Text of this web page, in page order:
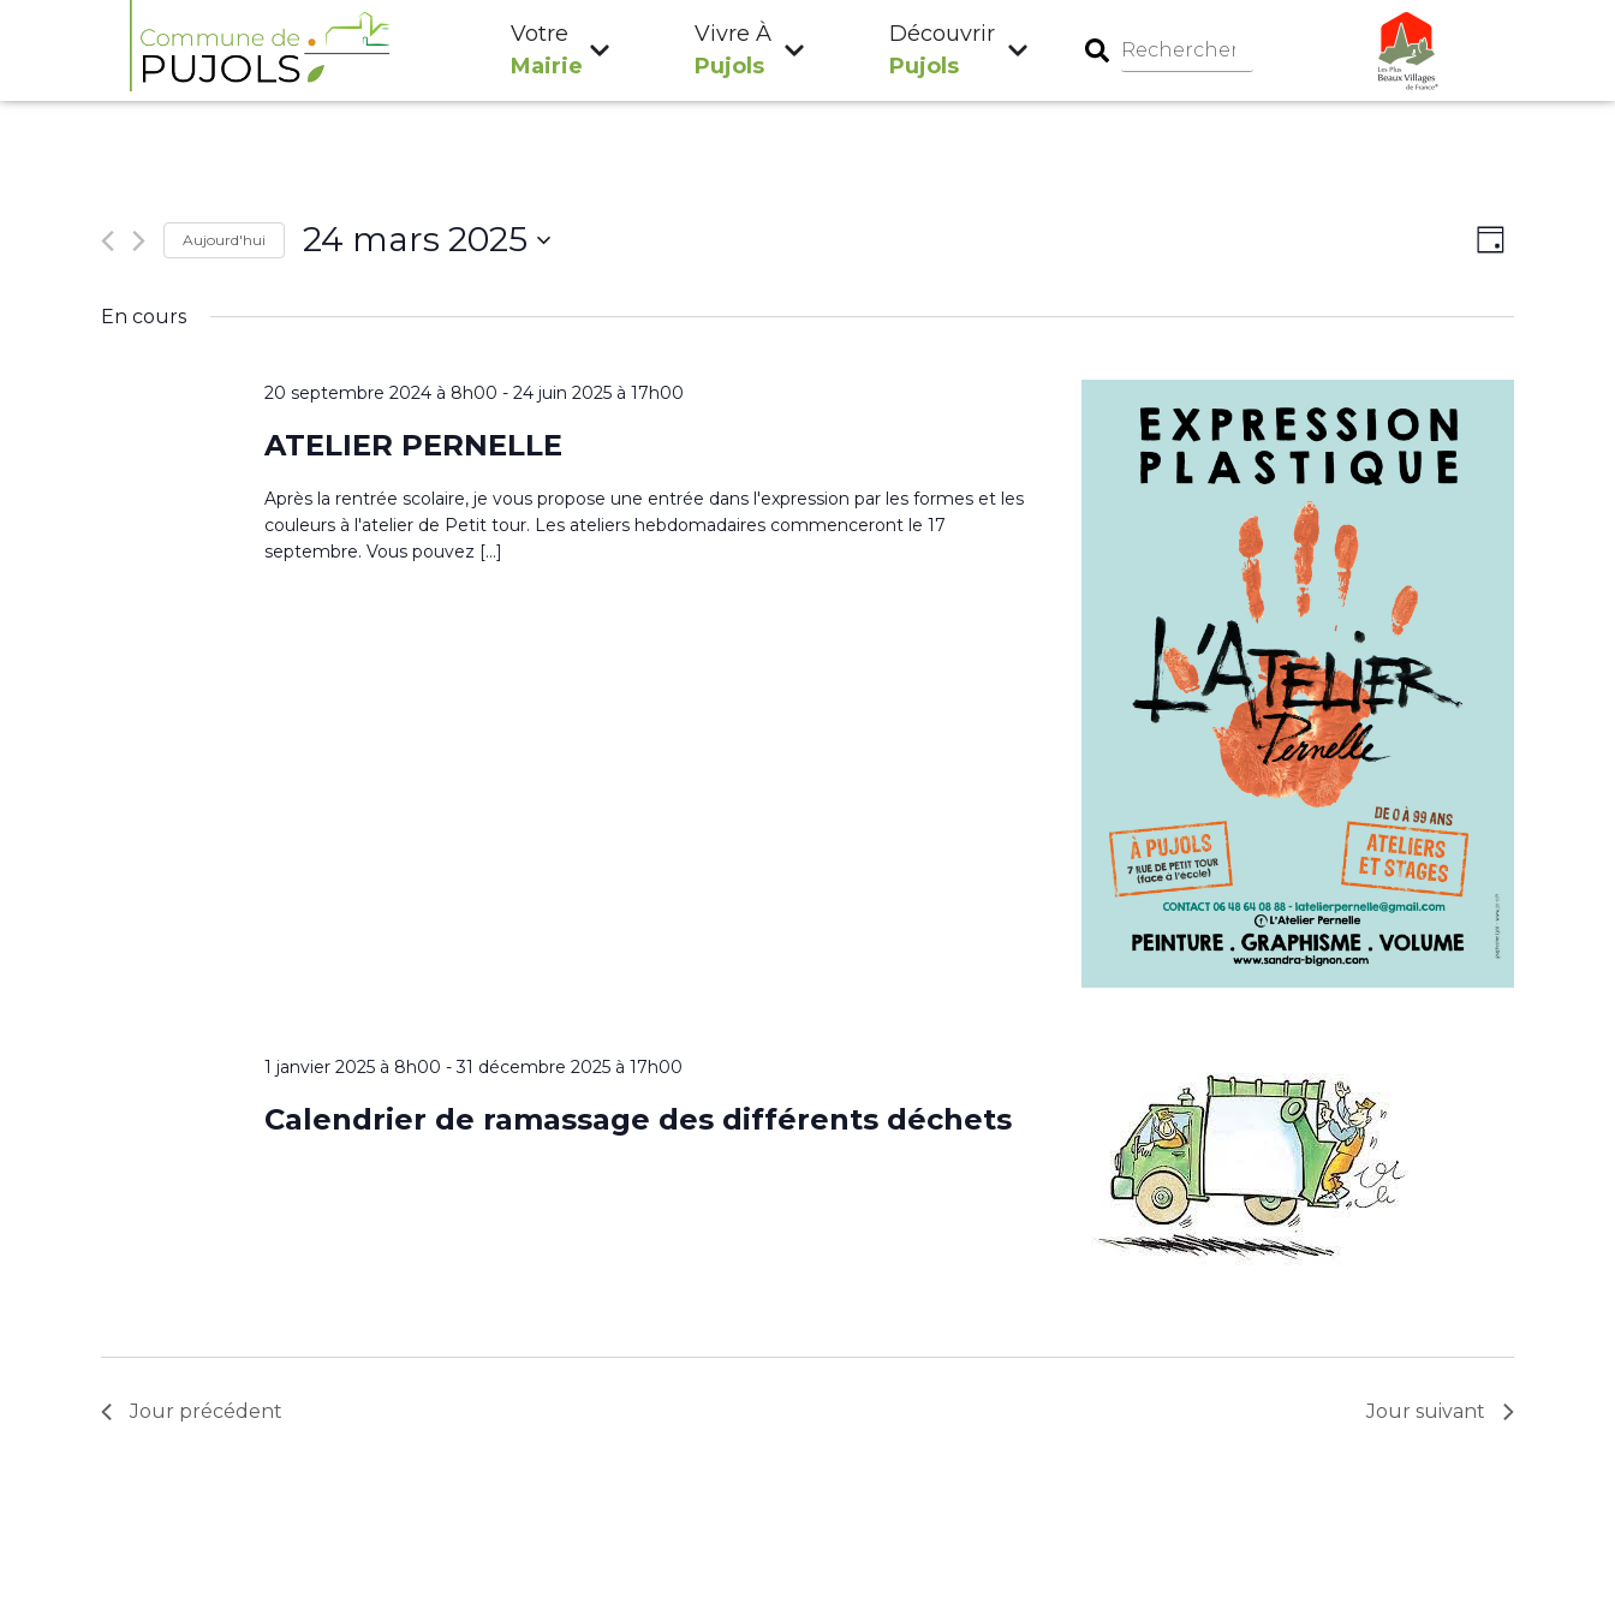
Votre
Mairie
Vivre À
Pujols
Découvrir
Pujols
Navigation
par
de
Jour
Aujourd'hui 24 mars 2025
une
En cours
20 septembre 2024 à 8h00 - 24 juin 2025 à 17h00
ATELIER PERNELLE
Après la rentrée scolaire, je vous propose une entrée dans l'expression par les formes et les
couleurs à l'atelier de Petit tour. Les ateliers hebdomadaires commenceront le 17
septembre. Vous pouvez […]
1 janvier 2025 à 8h00 -31 décembre 2025 à 17h00
Calendrier de ramassage des différents déchets
Jour précédent Jour suivant